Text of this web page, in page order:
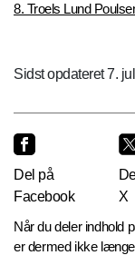
8. Troels Lund
Sidst opdateret 7.
Del på
Facebook
X
Når du deler indhold
er dermed ikke